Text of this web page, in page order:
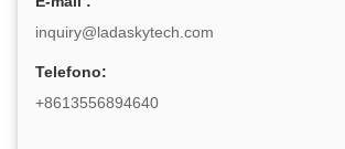
inquiry@ladaskytech.com
Telefono:
+8613556894640